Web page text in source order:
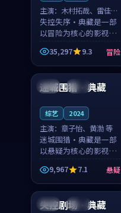
主演： 木村拓哉、雷佳音
等
失控失序·典藏是一部
以冒险为核心的影视作
品，围绕危机、反转与
人物成长展开，整体节
奏紧凑，值得推荐观
看。
35,297 9.3 冒险
泰国 高分
迷城围猎·典藏
综艺 2024
主演： 章子怡、黄渤 等
迷城围猎·典藏是一部
以悬疑为核心的影视作
品，围绕危机、反转与
人物成长展开，整体节
奏紧凑，值得推荐观
看。
9,967 7.1 悬疑
法国 院线
失控剧场·典藏